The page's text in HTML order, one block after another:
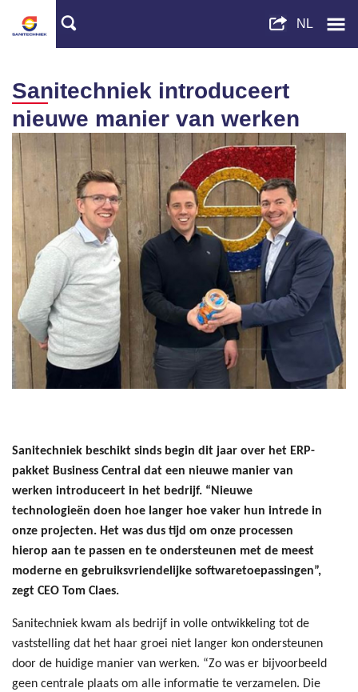
Sanitechniek introduceert
nieuwe manier van werken
Sanitechniek beschikt sinds begin dit jaar over het ERP-
pakket Business Central dat een nieuwe manier van
werken introduceert in het bedrijf. “Nieuwe
technologieën doen hoe langer hoe vaker hun intrede in
onze projecten. Het was dus tijd om onze processen
hierop aan te passen en te ondersteunen met de meest
moderne en gebruiksvriendelijke softwaretoepassingen”,
zegt CEO Tom Claes.
Sanitechniek kwam als bedrijf in volle ontwikkeling tot de
vaststelling dat het haar groei niet langer kon ondersteunen
door de huidige manier van werken. “Zo was er bijvoorbeeld
geen centrale plaats om alle informatie te verzamelen. Die